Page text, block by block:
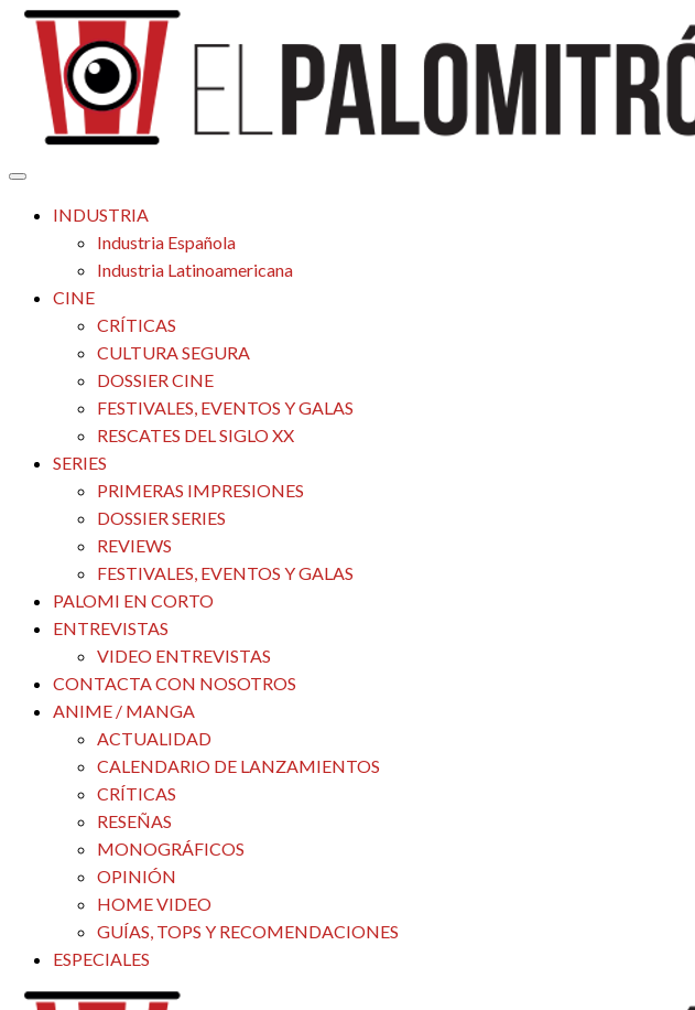
Saltar
contenido
El Palomitrón
Tu espacio de la industria de cine española y latinoamericana
INDUSTRIA
Industria Española
Industria Latinoamericana
CINE
CRÍTICAS
CULTURA SEGURA
DOSSIER CINE
FESTIVALES, EVENTOS Y GALAS
RESCATES DEL SIGLO XX
SERIES
PRIMERAS IMPRESIONES
DOSSIER SERIES
REVIEWS
FESTIVALES, EVENTOS Y GALAS
PALOMI EN CORTO
ENTREVISTAS
VIDEO ENTREVISTAS
CONTACTA CON NOSOTROS
ANIME / MANGA
ACTUALIDAD
CALENDARIO DE LANZAMIENTOS
CRÍTICAS
RESEÑAS
MONOGRÁFICOS
OPINIÓN
HOME VIDEO
GUÍAS, TOPS Y RECOMENDACIONES
ESPECIALES